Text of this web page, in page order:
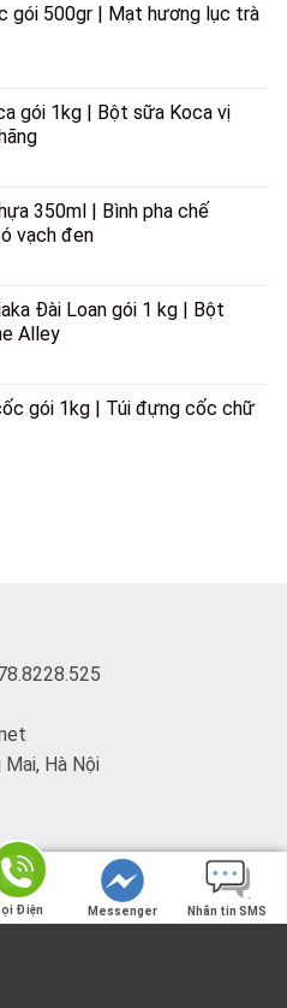
gói 500gr | Mạt hương lục trà
gói 1kg | Bột sữa Koca vị
350ml | Bình pha chế
vạch đen
Đài Loan gói 1 kg | Bột
Alley
gói 1kg | Túi đựng cốc chữ
Hà Nội
Điện Messenger Nhắn tin SMS